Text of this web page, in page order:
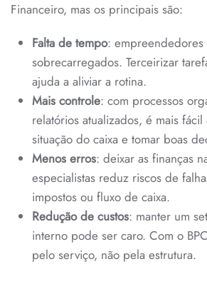
Financeiro, mas os principais são:
Falta de tempo: empreendedores
sobrecarregados. Terceirizar
ajuda a aliviar a rotina.
Mais controle: com processos
relatórios atualizados, é mais
situação do caixa e tomar boas
Menos erros: deixar as finanças
especialistas reduz riscos de
impostos ou fluxo de caixa.
Redução de custos: manter um
interno pode ser caro. Com o
pelo serviço, não pela estrutura.